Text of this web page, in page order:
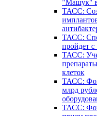
"Машук"
ТАСС:
ТАСС:
пройдет с
ТАСС:
клеток
ТАСС:
млрд
ТАСС: